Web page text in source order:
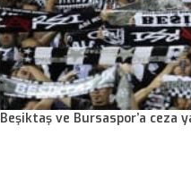
Beşiktaş ve Bursaspor’a ceza